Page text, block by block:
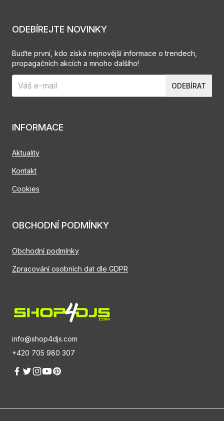
info@shop4djs.com
+420 705 980 307
INFORMACE
Aktuality
Kontakt
Cookies
OBCHODNÍ PODMÍNKY
Obchodní podmínky
Zpracování osobních dat dle GDPR
ODEBÍREJTE NOVINKY
Buďte první, kdo získá nejnovější informace o trendech,
propagačních akcích a mnoho dalšího!
ODEBÍRAT